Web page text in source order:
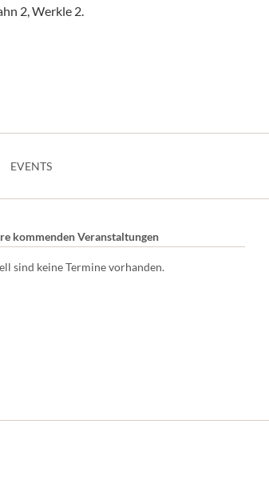
2, Werkle 2.
EVENTS
kommenden Veranstaltungen
sind keine Termine vorhanden.